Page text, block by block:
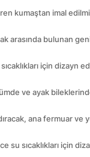
kumaştan imal
arasında bulunan
için dizayn
ve ayak
ana fermuar
su sıcaklıkları için